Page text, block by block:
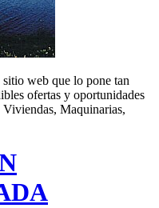
web que lo pone tan
ofertas y oportunidades
Viviendas, Maquinarias,